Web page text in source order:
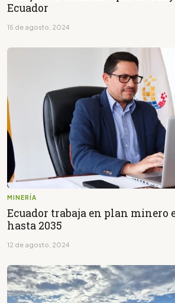
Ecuador
15 de agosto, 2024
MINERÍA
Ecuador trabaja en plan minero
hasta 2035
12 de agosto, 2024